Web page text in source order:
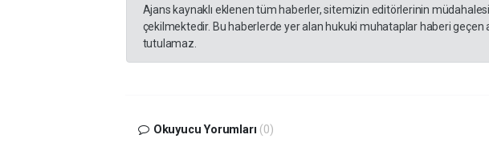
Ajans kaynaklı eklenen tüm haberler, sitemizin editörlerinin
çekilmektedir. Bu haberlerde yer alan hukuki muhataplar haberi
tutulamaz.
Okuyucu Yorumları (0)